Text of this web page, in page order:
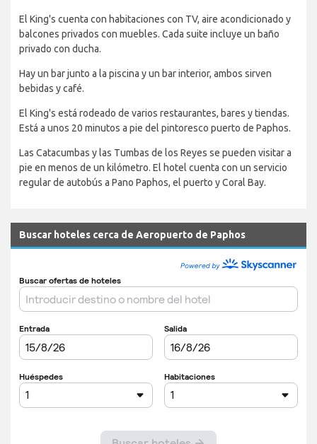
El King's cuenta con habitaciones con TV, aire acondicionado y
balcones privados con muebles. Cada suite incluye un baño
privado con ducha.
Hay un bar junto a la piscina y un bar interior, ambos sirven
bebidas y café.
El King's está rodeado de varios restaurantes, bares y tiendas.
Está a unos 20 minutos a pie del pintoresco puerto de Paphos.
Las Catacumbas y las Tumbas de los Reyes se pueden visitar a
pie en menos de un kilómetro. El hotel cuenta con un servicio
regular de autobús a Pano Paphos, el puerto y Coral Bay.
Buscar hoteles cerca de Aeropuerto de Paphos